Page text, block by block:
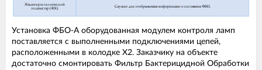
Установка ФБО-А оборудованная модулем контроля ламп
поставляется с выполненными подключениями цепей,
расположенными в колодке Х2. Заказчику на объекте
достаточно смонтировать Фильтр Бактерицидной Обработки